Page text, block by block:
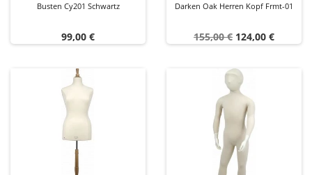
Busten Cy201 Schwartz
Preis
99,00 €
Darken Oak Herren Kopf Frmt-01
Verkaufspreis
155,00 € Preis
124,00 €